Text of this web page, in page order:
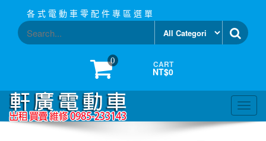
content
各 式 電 動 車 零 配 件 專 區 選 單
0 CART
NT$0